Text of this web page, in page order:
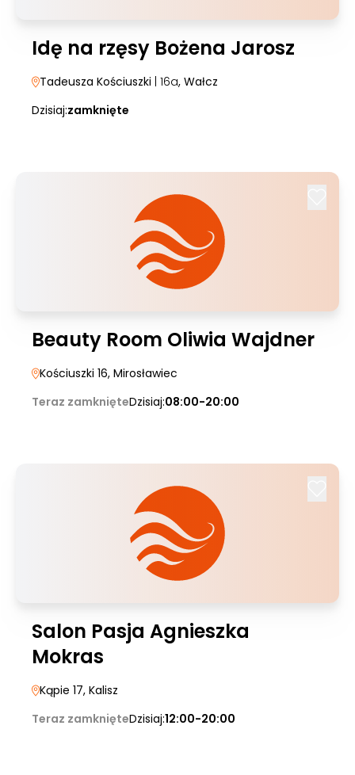
Idę na rzęsy Bożena Jarosz
Tadeusza Kościuszki | 16a, Wałcz
Dzisiaj:zamknięte
Beauty Room Oliwia Wajdner
Kościuszki 16, Mirosławiec
Teraz zamknięteDzisiaj:08:00-20:00
Salon Pasja Agnieszka
Mokras
Kąpie 17, Kalisz
Teraz zamknięteDzisiaj:12:00-20:00